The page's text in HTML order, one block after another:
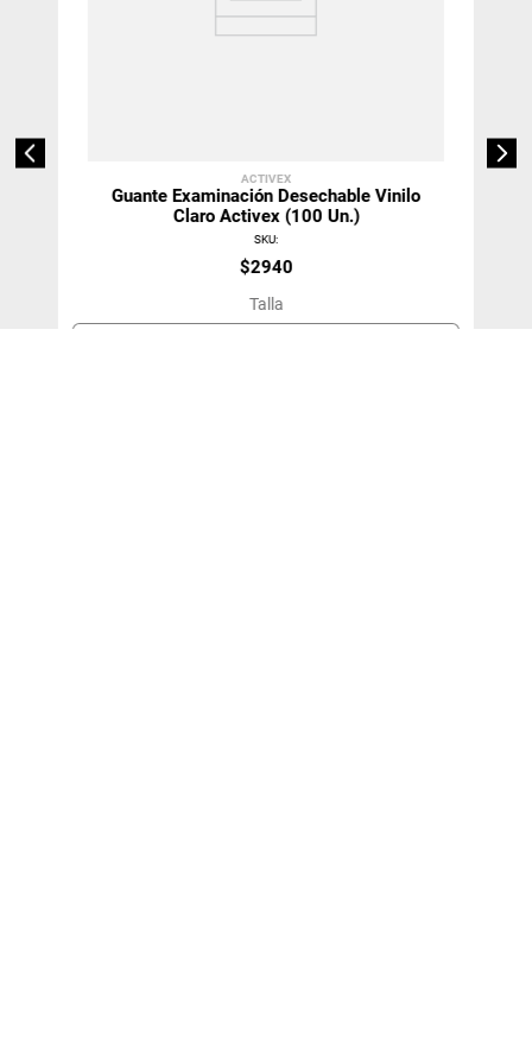
ACTIVEX
Guante Examinación Desechable Vinilo
Claro Activex (100 Un.)
SKU:
$2940
Talla